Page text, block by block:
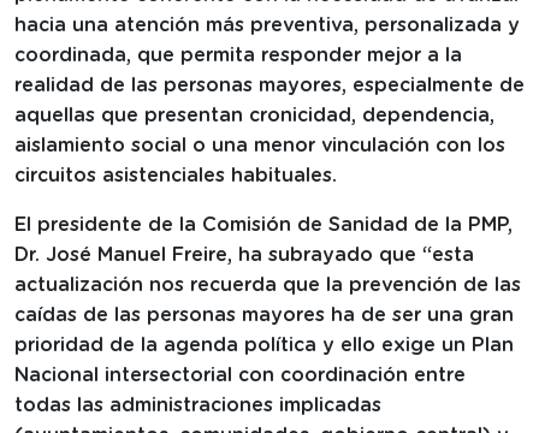
hacia una atención más preventiva, personalizada y
coordinada, que permita responder mejor a la
realidad de las personas mayores, especialmente de
aquellas que presentan cronicidad, dependencia,
aislamiento social o una menor vinculación con los
circuitos asistenciales habituales.
El presidente de la Comisión de Sanidad de la PMP,
Dr. José Manuel Freire, ha subrayado que “esta
actualización nos recuerda que la prevención de las
caídas de las personas mayores ha de ser una gran
prioridad de la agenda política y ello exige un Plan
Nacional intersectorial con coordinación entre
todas las administraciones implicadas